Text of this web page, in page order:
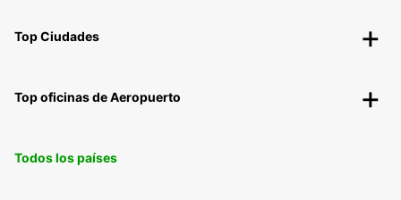
Top Ciudades
Top oficinas de Aeropuerto
Todos los países